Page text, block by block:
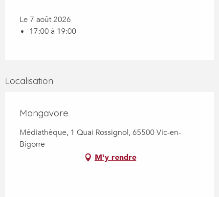
Le 7 août 2026
17:00 à 19:00
Localisation
Mangavore
Médiathèque, 1 Quai Rossignol, 65500 Vic-en-
Bigorre
M'y rendre